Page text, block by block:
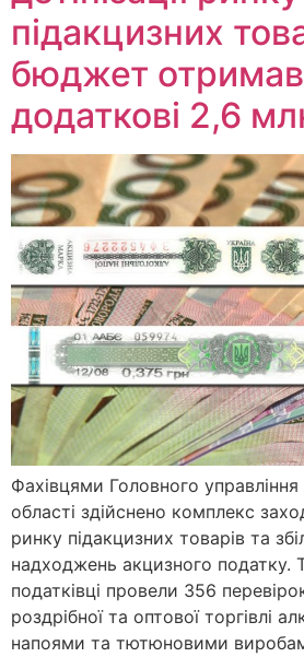
підакцизних
бюджет отримав
додаткові 2,6
Фахівцями Головного
області здійснено комплекс
ринку підакцизних товарів та
надходжень акцизного податку.
податківці провели 356
роздрібної та оптової торгівлі
напоями та тютюновими